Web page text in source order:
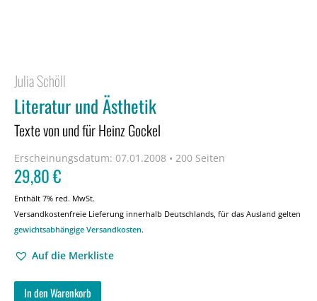
Julia Schöll
Literatur und Ästhetik
Texte von und für Heinz Gockel
Erscheinungsdatum: 07.01.2008 • 200 Seiten
29,80€
Enthält 7% red. MwSt.
Versandkostenfreie Lieferung innerhalb Deutschlands, für das Ausland gelten
gewichtsabhängige Versandkosten.
Auf die Merkliste
In den Warenkorb